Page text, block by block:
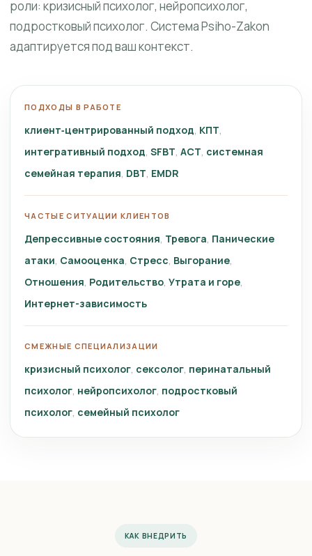
роли: кризисный психолог, нейропсихолог,
подростковый психолог. Система Psiho-Zakon
адаптируется под ваш контекст.
ПОДХОДЫ В РАБОТЕ
клиент‑центрированный подход КПТ
интегративный подход SFBT ACT системная
семейная терапия DBT EMDR
ЧАСТЫЕ СИТУАЦИИ КЛИЕНТОВ
Депрессивные состояния Тревога Панические
атаки Самооценка Стресс Выгорание
Отношения Родительство Утрата и горе
Интернет-зависимость
СМЕЖНЫЕ СПЕЦИАЛИЗАЦИИ
кризисный психолог сексолог перинатальный
психолог нейропсихолог подростковый
психолог семейный психолог
КАК ВНЕДРИТЬ